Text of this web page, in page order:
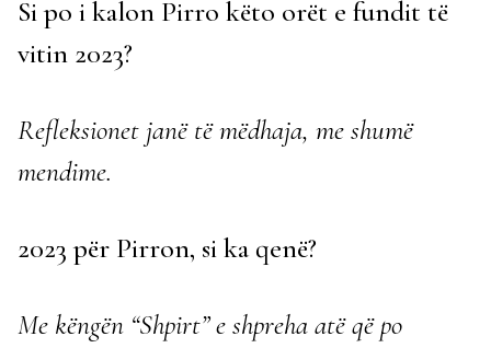
Si po i kalon Pirro këto orët e fundit të
vitin 2023?
Refleksionet janë të mëdhaja, me shumë
mendime.
2023 për Pirron, si ka qenë?
Me këngën “Shpirt” e shpreha atë që po